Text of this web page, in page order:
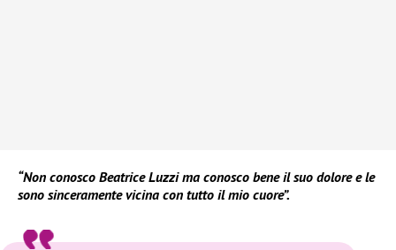
“Non conosco Beatrice Luzzi ma conosco bene il suo dolore e le
sono sinceramente vicina con tutto il mio cuore”.